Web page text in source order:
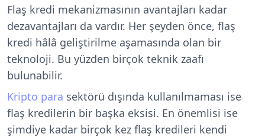
Flaş kredi mekanizmasının avantajları kadar
dezavantajları da vardır. Her şeyden önce, flaş
kredi hâlâ geliştirilme aşamasında olan bir
teknoloji. Bu yüzden birçok teknik zaafı
bulunabilir.
Kripto para sektörü dışında kullanılmaması ise
flaş kredilerin bir başka eksisi. En önemlisi ise
şimdiye kadar birçok kez flaş kredileri kendi